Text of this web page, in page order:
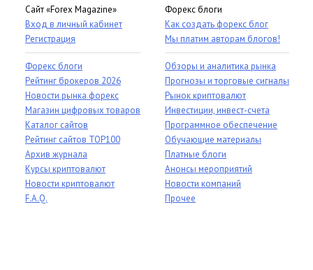
Сайт «Forex Magazine»
Вход в личный кабинет
Регистрация
Форекс блоги
Рейтинг брокеров 2026
Новости рынка форекс
Магазин цифровых товаров
Каталог сайтов
Рейтинг сайтов TOP100
Архив журнала
Курсы криптовалют
Новости криптовалют
F.A.Q.
Форекс блоги
Как создать форекс блог
Мы платим авторам блогов!
Обзоры и аналитика рынка
Прогнозы и торговые сигналы
Рынок криптовалют
Инвестиции, инвест-счета
Программное обеспечение
Обучающие материалы
Платные блоги
Анонсы мероприятий
Новости компаний
Прочее